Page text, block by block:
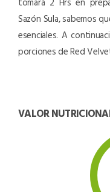
Sazón Sula, sabemos
esenciales. A
porciones de Red
VALOR